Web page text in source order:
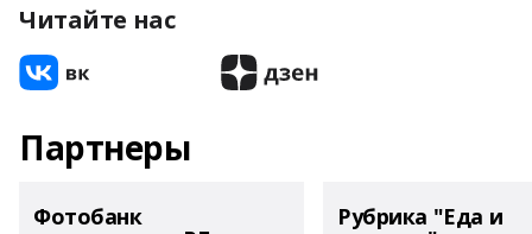
Читайте нас
Партнеры
Фотобанк Рубрика "Еда и